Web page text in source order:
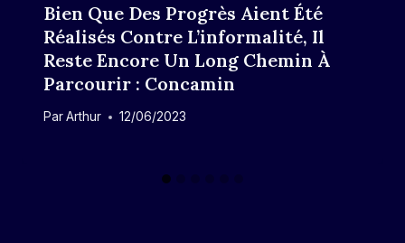
Bien Que Des Progrès Aient Été
Réalisés Contre L’informalité, Il
Reste Encore Un Long Chemin À
Parcourir : Concamin
ParArthur 12/06/2023